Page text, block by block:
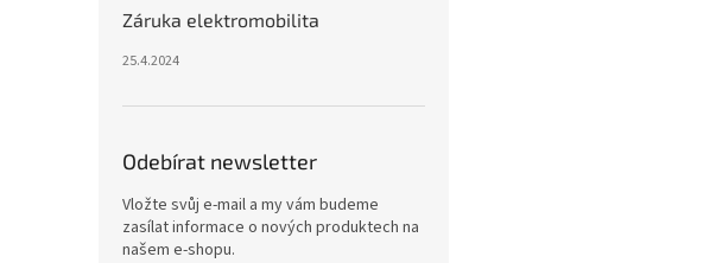
Záruka elektromobilita
25.4.2024
Odebírat newsletter
Vložte svůj e-mail a my vám budeme
zasílat informace o nových produktech na
našem e-shopu.